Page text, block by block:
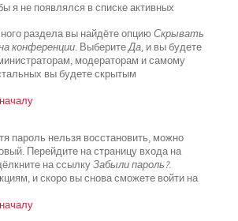
я не появлялся в списке активных
раздела вы найдёте опциюСкрывать
конференции. ВыберитеДа, и вы будете
модераторам и самому
вы будете скрытым
пароль нельзя восстановить, можно
Перейдите на страницу входа на
на ссылкуЗабыли пароль?.
и скоро вы снова сможете войти на